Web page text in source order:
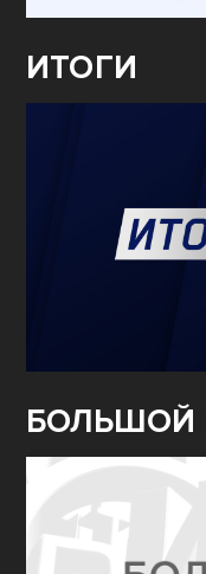
ИТОГИ
БОЛЬШОЙ